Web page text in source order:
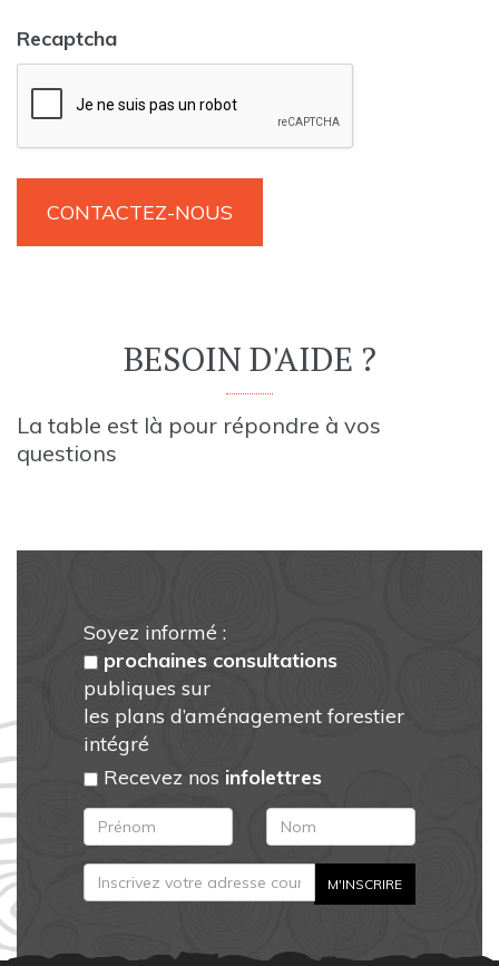
Recaptcha
BESOIN D'AIDE ?
La table est là pour répondre à vos
questions
Soyez informé :
prochaines consultations
publiques sur
les plans d’aménagement forestier
intégré
Recevez nos infolettres